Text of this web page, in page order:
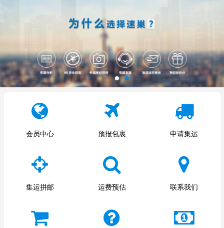
会员中心 预报包裹 申请集运
集运拼邮 运费预估 联系我们